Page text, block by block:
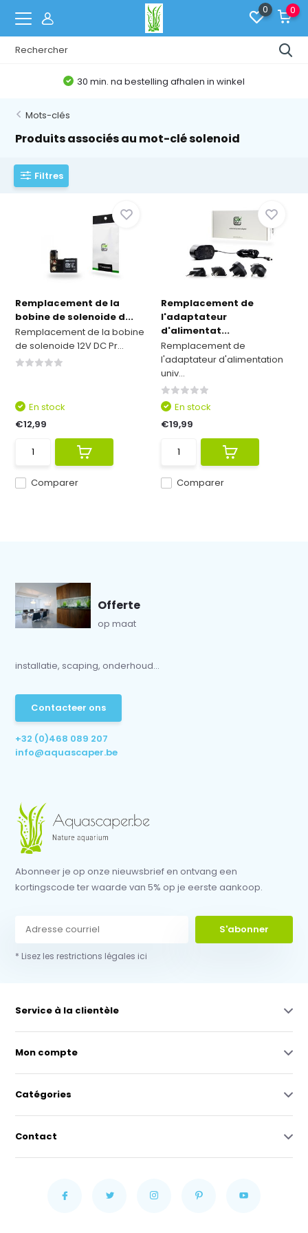
0 0
30 min. na bestelling afhalen in winkel
Mots-clés
Produits associés au mot-clé solenoid
Filtres
Remplacement de la
bobine de solenoide d...
Remplacement de la bobine
de solenoide 12V DC Pr...
Comparer
En stock
€12,99
Remplacement de
l'adaptateur
d'alimentat...
Remplacement de
l'adaptateur d'alimentation
univ...
Comparer
En stock
€19,99
Offerte
op maat
installatie, scaping, onderhoud...
Contacteer ons
+32 (0)468 089 207
info@aquascaper.be
Abonneer je op onze nieuwsbrief en ontvang een
kortingscode ter waarde van 5% op je eerste aankoop.
S'abonner
* Lisez les restrictions légales ici
Service à la clientèle
Mon compte
Catégories
Contact